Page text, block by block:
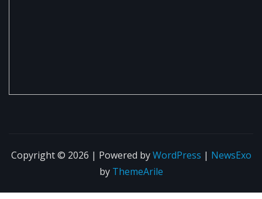
Copyright © 2026 | Powered byWordPress | NewsExo
by ThemeArile